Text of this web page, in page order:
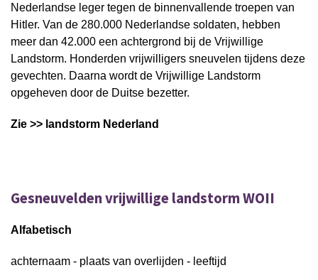
Nederlandse leger tegen de binnenvallende troepen van
Hitler. Van de 280.000 Nederlandse soldaten, hebben
meer dan 42.000 een achtergrond bij de Vrijwillige
Landstorm. Honderden vrijwilligers sneuvelen tijdens deze
gevechten. Daarna wordt de Vrijwillige Landstorm
opgeheven door de Duitse bezetter.
Zie >> landstorm Nederland
Gesneuvelden vrijwillige landstorm WOII
Alfabetisch
achternaam - plaats van overlijden - leeftijd